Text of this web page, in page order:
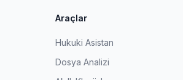
Araçlar
Hukuki Asistan
Dosya Analizi